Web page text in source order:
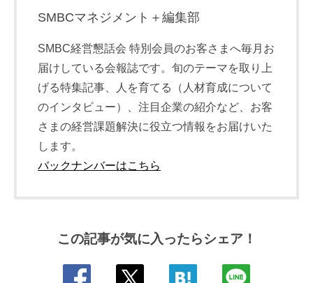
SMBCマネジメント＋編集部
SMBC経営懇話会 特別会員のお客さまへ毎月お
届けしている会報誌です。旬のテーマを取り上
げる特集記事、人を育てる（人材育成について
のインタビュー）、注目企業の紹介など、お客
さまの経営課題解決に役立つ情報をお届けいた
します。
バックナンバーはこちら
この記事が気に入ったらシェア！